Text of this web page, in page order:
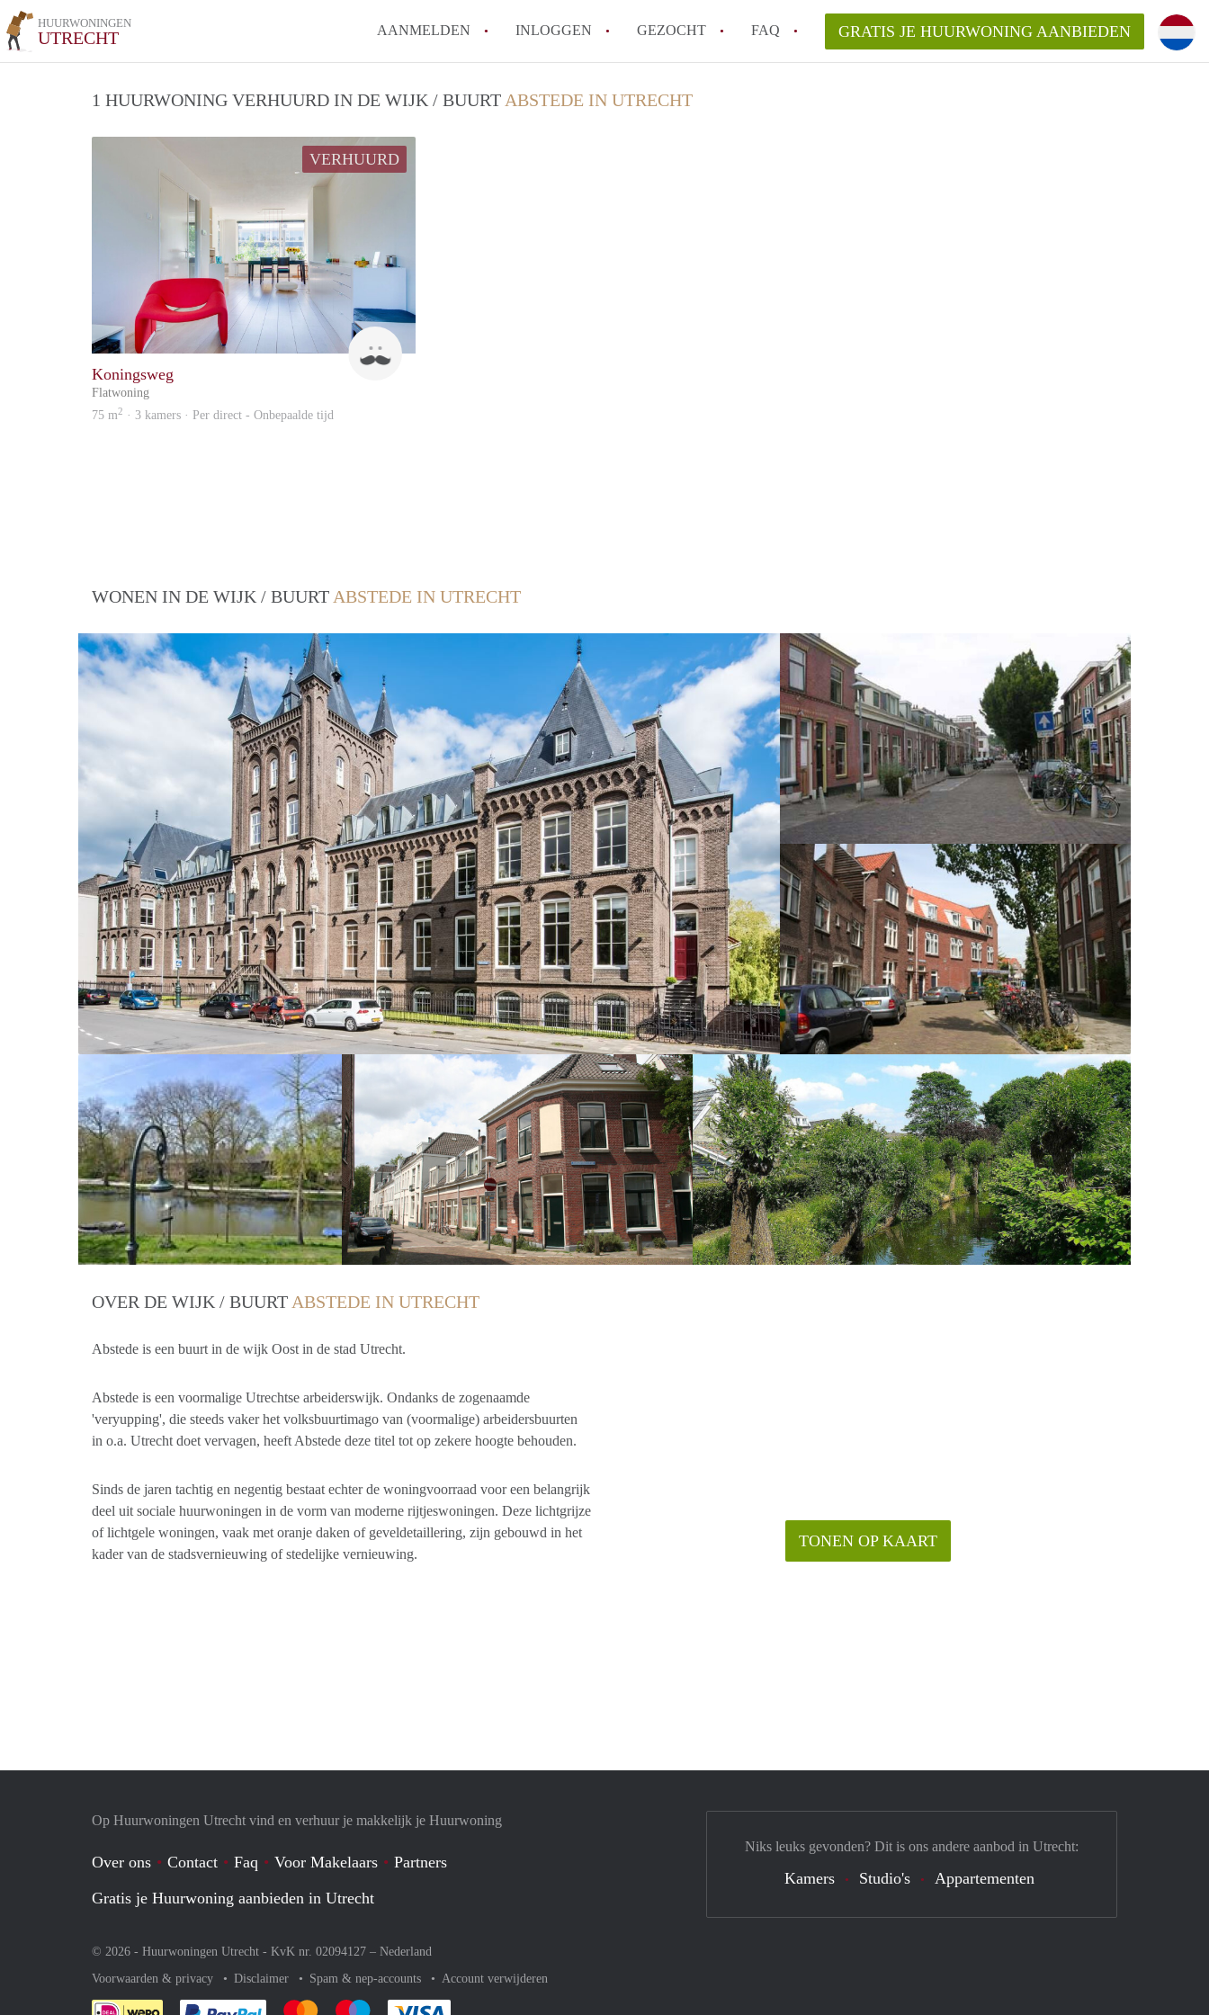
HUURWONINGEN
UTRECHT AANMELDEN INLOGGEN GEZOCHT FAQ GRATIS JE HUURWONING AANBIEDEN
1 HUURWONING VERHUURD IN DE WIJK / BUURT ABSTEDE IN UTRECHT
VERHUURD
Koningsweg
Flatwoning
75 m2 · 3 kamers · Per direct - Onbepaalde tijd
WONEN IN DE WIJK / BUURT ABSTEDE IN UTRECHT
OVER DE WIJK / BUURT ABSTEDE IN UTRECHT
Abstede is een buurt in de wijk Oost in de stad Utrecht.
Abstede is een voormalige Utrechtse arbeiderswijk. Ondanks de zogenaamde
'veryupping', die steeds vaker het volksbuurtimago van (voormalige) arbeidersbuurten
in o.a. Utrecht doet vervagen, heeft Abstede deze titel tot op zekere hoogte behouden.
Sinds de jaren tachtig en negentig bestaat echter de woningvoorraad voor een belangrijk
deel uit sociale huurwoningen in de vorm van moderne rijtjeswoningen. Deze lichtgrijze
of lichtgele woningen, vaak met oranje daken of geveldetaillering, zijn gebouwd in het
kader van de stadsvernieuwing of stedelijke vernieuwing.
TONEN OP KAART
Op Huurwoningen Utrecht vind en verhuur je makkelijk je Huurwoning
Over ons Contact Faq Voor Makelaars
Partners
Gratis je Huurwoning aanbieden in Utrecht
© 2026 - Huurwoningen Utrecht - KvK nr. 02094127 – Nederland
Voorwaarden & privacy
Disclaimer Spam & nep-accounts Account verwijderen
Niks leuks gevonden? Dit is ons andere aanbod in Utrecht:
Kamers Studio's Appartementen